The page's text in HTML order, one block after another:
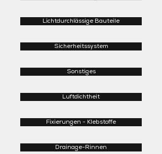
Lichtdurchlässige Bauteile
Sicherheitssystem
Sonstiges
Luftdichtheit
Fixierungen - Klebstoffe
Drainage-Rinnen